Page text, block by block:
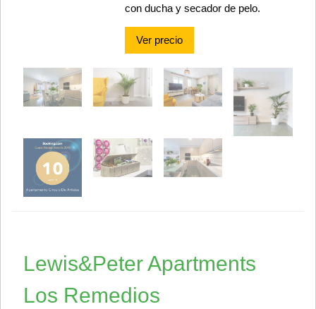
con ducha y secador de pelo.
Ver precio
Lewis&Peter Apartments
Los Remedios